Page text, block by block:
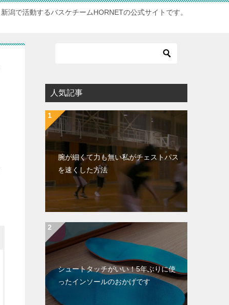
新潟で活動するバスケチームHORNETの公式サイトです。
人気記事
腕が細くて力も無い私がチェストパス
を速くした方法
シュートタッチがいい！5年ぶりに使
ったインソールのおかげです